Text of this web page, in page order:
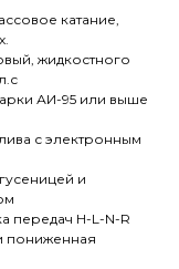
катание,
жидкостного
АИ-95 или выше
с электронным
и
передач H-L-N-R
пониженная